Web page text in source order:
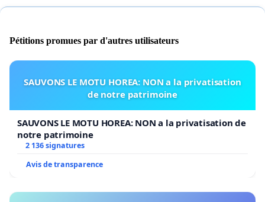
Pétitions promues par d'autres utilisateurs
SAUVONS LE MOTU HOREA: NON a la privatisation
de notre patrimoine
SAUVONS LE MOTU HOREA: NON a la privatisation de
notre patrimoine
2 136 signatures
Avis de transparence